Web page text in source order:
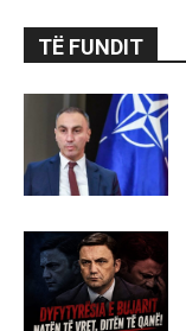
TË FUNDIT